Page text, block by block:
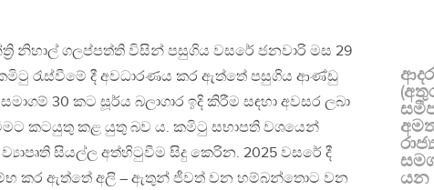
නිහාල් ගලප්පත්ති විසින් පසුගිය වසරේ ජනවාරි මස 29
රැස්වීමේ දී අවධාරණය කර ඇත්තේ පසුගිය ආණ්ඩු
30 කට සූර්ය බලාගාර ඉදි කිරීම සඳහා අවසර ලබා
කටයුතු කළ යුතු බව ය. කමිටු සභාපති වශයෙන්
සියල්ල අත්හිටුවීම සිදු කෙරින. 2025 වසරේ දී
කර ඇත්තේ අලි – ඇතුන් ජීවත් වන හම්බන්තොට වන
යන